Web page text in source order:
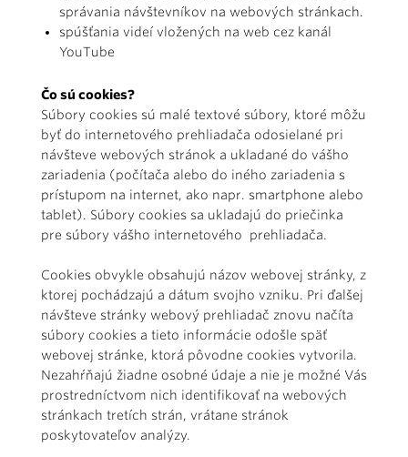
správania návštevníkov na webových stránkach.
spúšťania videí vložených na web cez kanál
YouTube
Čo sú cookies?
Súbory cookies sú malé textové súbory, ktoré môžu
byť do internetového prehliadača odosielané pri
návšteve webových stránok a ukladané do vášho
zariadenia (počítača alebo do iného zariadenia s
prístupom na internet, ako napr. smartphone alebo
tablet). Súbory cookies sa ukladajú do priečinka
pre súbory vášho internetového prehliadača.
Cookies obvykle obsahujú názov webovej stránky, z
ktorej pochádzajú a dátum svojho vzniku. Pri ďalšej
návšteve stránky webový prehliadač znovu načíta
súbory cookies a tieto informácie odošle späť
webovej stránke, ktorá pôvodne cookies vytvorila.
Nezahŕňajú žiadne osobné údaje a nie je možné Vás
prostredníctvom nich identifikovať na webových
stránkach tretích strán, vrátane stránok
poskytovateľov analýzy.